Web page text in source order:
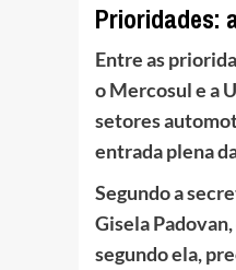
Prioridades:
Entre as
o Mercosul e a
setores
entrada plena
Segundo a
Gisela
segundo ela,